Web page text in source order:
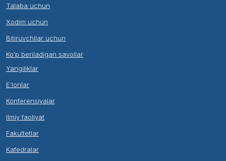
Talaba uchun
Xodim uchun
Bitiruvchilar uchun
Ko’p beriladigan savollar
Yangiliklar
E’lonlar
Konferensiyalar
Ilmiy faoliyat
Fakultetlar
Kafedralar